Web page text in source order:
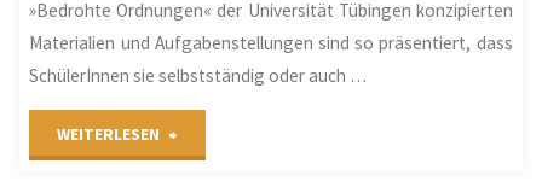
»Bedrohte Ordnungen« der Universität Tübingen konzipierten
Materialien und Aufgabenstellungen sind so präsentiert, dass
SchülerInnen sie selbstständig oder auch …
WEITERLESEN